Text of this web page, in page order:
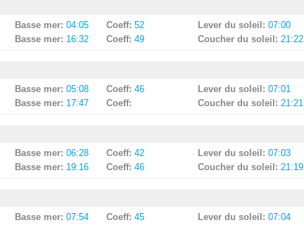
Basse mer: 04:05 Coeff: 52 Lever du soleil: 07:00
Basse mer: 16:32 Coeff: 49 Coucher du soleil: 21:22
Basse mer: 05:08 Coeff: 46 Lever du soleil: 07:01
Basse mer: 17:47 Coeff: Coucher du soleil: 21:21
Basse mer: 06:28 Coeff: 42 Lever du soleil: 07:03
Basse mer: 19:16 Coeff: 46 Coucher du soleil: 21:19
Basse mer: 07:54 Coeff: 45 Lever du soleil: 07:04